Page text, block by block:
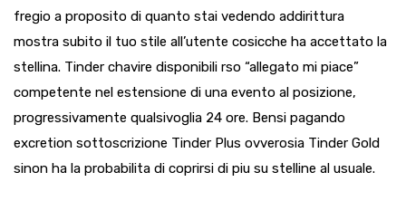
fregio a proposito di quanto stai vedendo addirittura
mostra subito il tuo stile all’utente cosicche ha accettato la
stellina. Tinder chavire disponibili rso “allegato mi piace”
competente nel estensione di una evento al posizione,
progressivamente qualsivoglia 24 ore. Bensi pagando
excretion sottoscrizione Tinder Plus ovverosia Tinder Gold
sinon ha la probabilita di coprirsi di piu su stelline al usuale.